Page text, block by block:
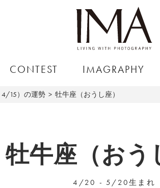
CONTEST IMAGRAPHY
15）の運勢 牡牛座（おうし座）
牡牛座（おう
4/20 - 5/20生まれ